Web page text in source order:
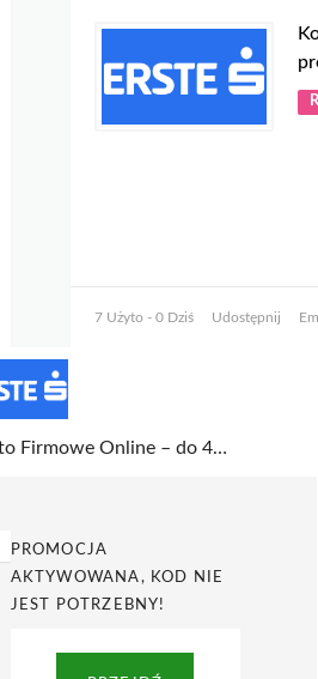
7 Użyto - 0 Dziś Udostępnij
Konto Firmowe Online – do 4500 zł premii w promocji w Erste Bank
PROMOCJA
AKTYWOWANA, KOD NIE
JEST POTRZEBNY!